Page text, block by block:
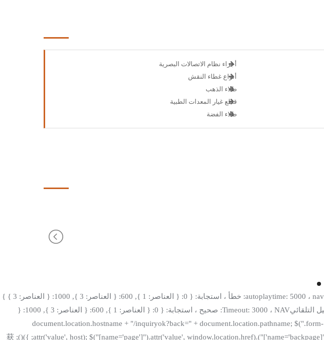
أجزاء نظام الاتصالات البصرية
أنواع غطاء النقش
طلاء الذهب
قطع غيار المعدات الطبية
طلاء الفضة
"); }); $('.our-products').owlCarousel({ حلقة: صحيح ، الهامش: 10 ، التشغيل التلقائي: صحيح ، lazyLoad: صحيح ، autoplaytime: 5000 ، nav: خطأ ، استجابة: { 0: { العناصر: 1 }, 600: { العناصر: 3 }, 1000: { العناصر: 3 } }
}) $('.projectsmc').owlCarousel({ حلقة: صحيح ، الهامش: 10 ، التشغيل التلقائي: صحيح ، lazyLoad: صحيح ، التشغيل التلقائيTimeout: 3000 ، NAV: صحيح ، استجابة: { 0: { العناصر: 1 }, 600: { العناصر: 3 }, 1000: {
العناصر: 5 } } }) $(الدالة () { (الوظيفة () { var protocol = window.location.protocol; var host = بروتوكول + "//" + document.location.hostname + "/inquiryok?back=" + document.location.pathname; $(".form-
d46217b07bd08f0edac981ab1c5a2c8b").attr('إجراء', بروتوكول + '//inquiry.digoodcms.com/api/winwaytech'); $("[name='backpage']").attr('value', host); $("[name='page']").attr('value', window.location.href); })(); 获